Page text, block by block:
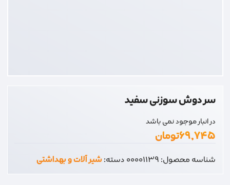
سر دوش سوزنی سفید
در انبار موجود نمی باشد
۶۹,۷۴۵تومان
شناسه محصول:00001139دسته:شیر آلات و بهداشتی